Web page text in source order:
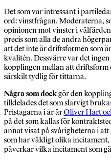
Det som var intressant i
ord: vinstfrågan. Moderaterna,
opinionen mot vinster i
precis som alla de andra
att det inte är driftsformen som
kvalitén. Dessvärre var det
kopplingen mellan att driftsform
särskilt tydlig för tittarna.
Några som dockgör den
tilldelades det som slarvigt
Pristagarna i år ärOliver Hart
på det som kallas för
annat visat på svårigheterna i
som har väldigt olika
påverkar vilka incitament som